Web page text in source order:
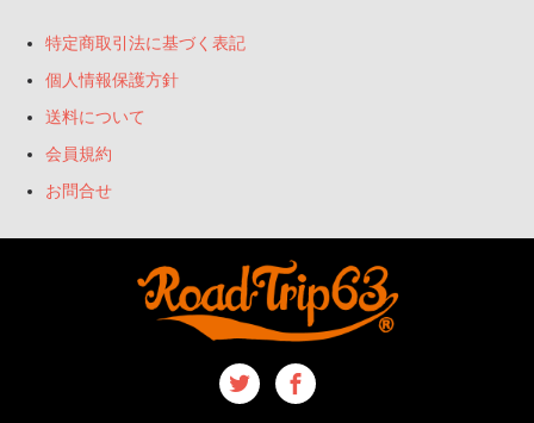
特定商取引法に基づく表記
個人情報保護方針
送料について
会員規約
お問合せ